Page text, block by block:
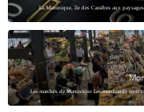
La Martinique, île des Caraïbes aux
Les marchés de Martinique Les marchands